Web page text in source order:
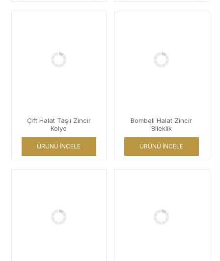
Çift Halat Taşlı Zincir
Kolye
ÜRÜNÜ İNCELE
Bombeli Halat Zincir
Bileklik
ÜRÜNÜ İNCELE